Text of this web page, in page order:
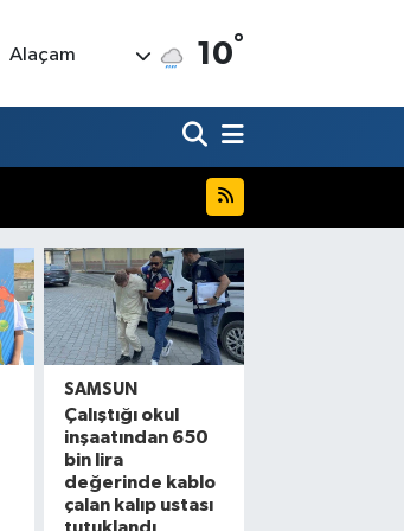
Alaçam 10°
SAMSUN
Çalıştığı okul
inşaatından 650
bin lira
değerinde kablo
çalan kalıp ustası